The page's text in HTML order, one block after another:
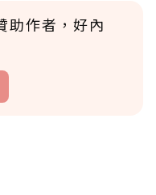
助作者，好內